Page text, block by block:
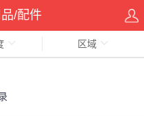
/配件
区域